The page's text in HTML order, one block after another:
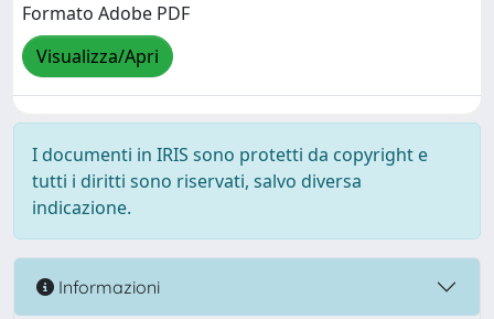
Formato Adobe PDF
Visualizza/Apri
I documenti in IRIS sono protetti da copyright e
tutti i diritti sono riservati, salvo diversa
indicazione.
Informazioni